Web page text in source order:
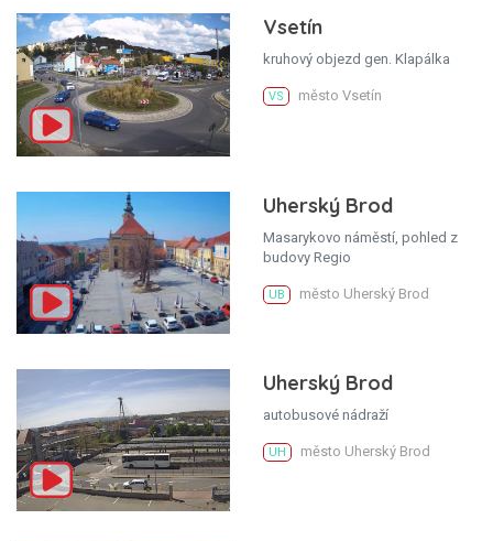
Vsetín
kruhový objezd gen. Klapálka
VS město Vsetín
Uherský Brod
Masarykovo náměstí, pohled z
budovy Regio
UB město Uherský Brod
Uherský Brod
autobusové nádraží
UH město Uherský Brod